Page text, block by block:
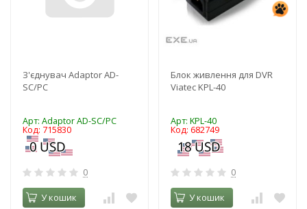
З'єднувач Adaptor AD-
SC/PC
Арт: Adaptor AD-SC/PC
Код: 715830
0
У кошик
Блок живлення для DVR
Viatec KPL-40
Арт: KPL-40
Код: 682749
0
У кошик